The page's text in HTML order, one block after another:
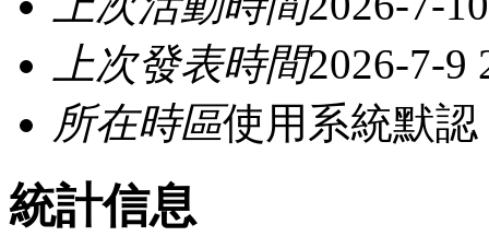
上次發表時間2026-7-9
所在時區使用系統默認
統計信息